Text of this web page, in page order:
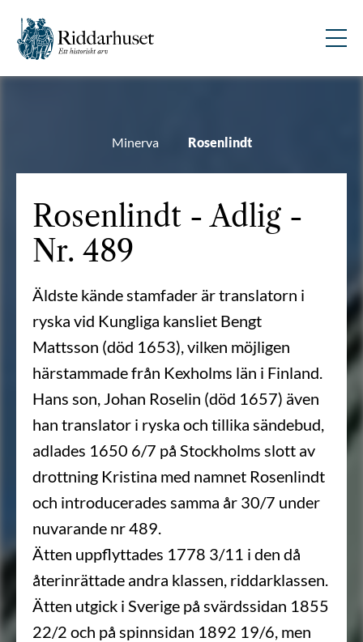
Minerva Rosenlindt
Rosenlindt - Adlig -
Nr. 489
Äldste kände stamfader är translatorn i
ryska vid Kungliga kansliet Bengt
Mattsson (död 1653), vilken möjligen
härstammade från Kexholms län i Finland.
Hans son, Johan Roselin (död 1657) även
han translator i ryska och tillika sändebud,
adlades 1650 6/7 på Stockholms slott av
drottning Kristina med namnet Rosenlindt
och introducerades samma år 30/7 under
nuvarande nr 489.
Ätten uppflyttades 1778 3/11 i den då
återinrättade andra klassen, riddarklassen.
Ätten utgick i Sverige på svärdssidan 1855
22/2 och på spinnsidan 1892 19/6, men